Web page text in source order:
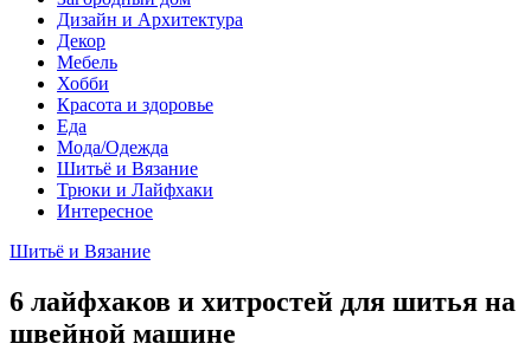
Дизайн и Архитектура
Декор
Мебель
Хобби
Красота и здоровье
Еда
Мода/Одежда
Шитьё и Вязание
Трюки и Лайфхаки
Интересное
Шитьё и Вязание
6 лайфхаков и хитростей для шитья на
швейной машине